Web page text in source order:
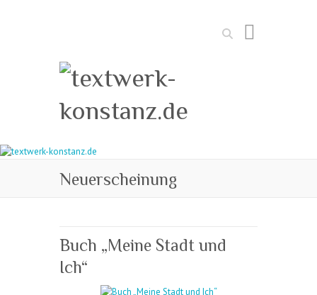
Suchen
Neuerscheinung
Buch „Meine Stadt und
Ich“